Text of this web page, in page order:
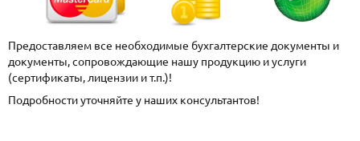
Предоставляем все необходимые бухгалтерские документы и
документы, сопровождающие нашу продукцию и услуги
(сертификаты, лицензии и т.п.)!
Подробности уточняйте у наших консультантов!